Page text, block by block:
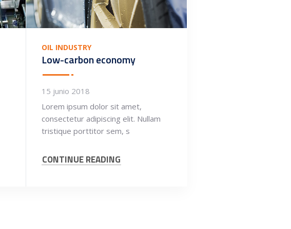
OIL INDUSTRY
Low-carbon economy
15 junio 2018
Lorem ipsum dolor sit amet,
consectetur adipiscing elit. Nullam
tristique porttitor sem, s
CONTINUE READING